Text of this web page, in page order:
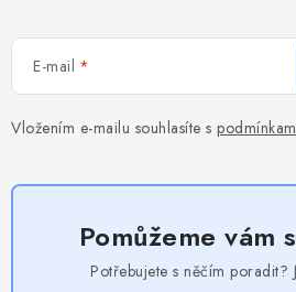
E-mail
Vložením e-mailu souhlasíte s
Pomůžeme vám
Potřebujete s něčím poradit?